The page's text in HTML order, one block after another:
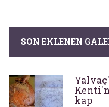
SON EKLENEN
kap